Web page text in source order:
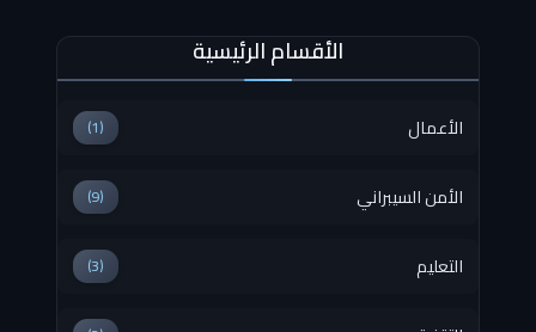
الأقسام الرئيسية
الأعمال (1)
الأمن السيبراني (9)
التعليم (3)